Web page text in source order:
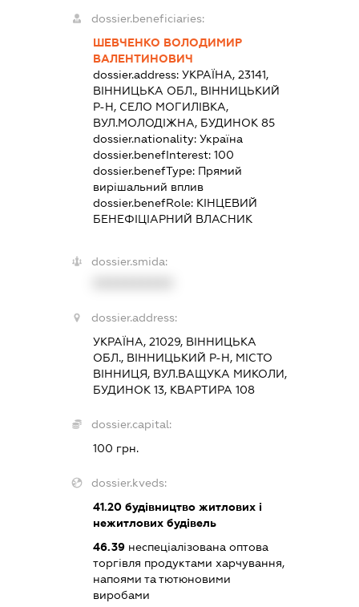
dossier.beneficiaries:
ШЕВЧЕНКО ВОЛОДИМИР
ВАЛЕНТИНОВИЧ
dossier.address:УКРАЇНА, 23141,
ВІННИЦЬКА ОБЛ., ВІННИЦЬКИЙ
Р-Н, СЕЛО МОГИЛІВКА,
ВУЛ.МОЛОДІЖНА, БУДИНОК 85
dossier.nationality:Україна
dossier.benefInterest:100
dossier.benefType: Прямий
вирішальний вплив
dossier.benefRole: КІНЦЕВИЙ
БЕНЕФІЦІАРНИЙ ВЛАСНИК
dossier.smida:
dossier.address:
УКРАЇНА, 21029, ВІННИЦЬКА
ОБЛ., ВІННИЦЬКИЙ Р-Н, МІСТО
ВІННИЦЯ, ВУЛ.ВАЩУКА МИКОЛИ,
БУДИНОК 13, КВАРТИРА 108
dossier.capital:
100 грн.
dossier.kveds:
41.20 будівництво житлових і
нежитлових будівель
46.39 неспеціалізована оптова
торгівля продуктами харчування,
напоями та тютюновими
виробами